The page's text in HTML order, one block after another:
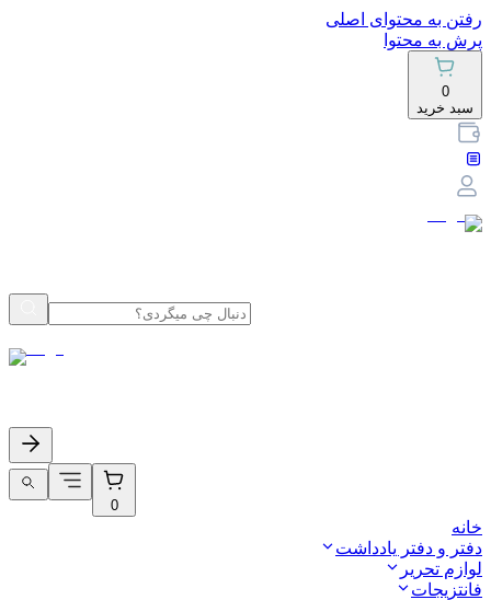
رفتن به محتوای اصلی
پرش به محتوا
0
سبد خرید
0
خانه
دفتر و دفتر یادداشت
لوازم تحریر
فانتزیجات